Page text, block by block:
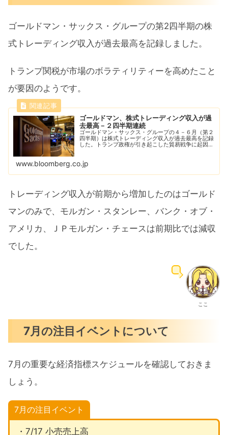
ゴールドマン・サックス・グループの第2四半期の株
式トレーディング収入が過去最高を記録しました。
トランプ関税が市場のボラティリティーを高めたこと
が要因のようです。
ゴールドマン、株式トレーディング収入が過
去最高－２四半期連続
ゴールドマン・サックス・グループの４－６月（第２
四半期）は株式トレーディング収入が過去最高を記録
した。トランプ政権が引き起こした貿易戦争に起因す
www.bloomberg.co.jp
トレーディング収入が前期から増加したのはゴールド
マンのみで、モルガン・スタンレー、バンク・オブ・
アメリカ、ＪＰモルガン・チェースは前期比では減収
でした。
ここ
7月の注目イベントについて
7月の重要な経済指標スケジュールを確認しておきま
しょう。
7月の注目イベント
・7/17 小売売上高